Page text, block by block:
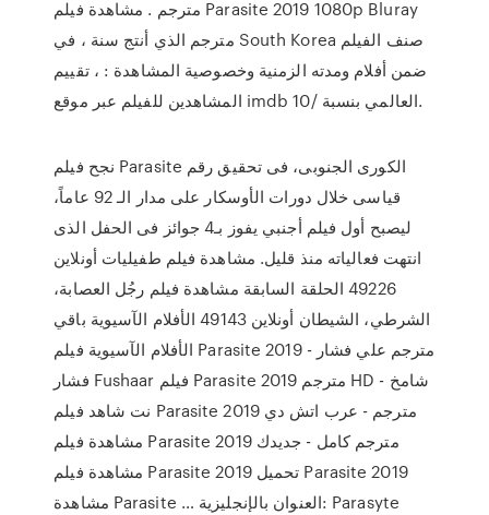
مترجم . مشاهدة فيلم Parasite 2019 1080p Bluray
مترجم الذي أنتج سنة ، في South Korea صنف الفيلم
ضمن أفلام ومدته الزمنية وخصوصية المشاهدة : ، تقييم
المشاهدين للفيلم عبر موقع imdb العالمي بنسبة /10.
نجح فيلم Parasite الكورى الجنوبى، فى تحقيق رقم
قياسى خلال دورات الأوسكار على مدار الـ 92 عاماً،
ليصبح أول فيلم أجنبي يفوز بـ4 جوائز فى الحفل الذى
انتهت فعالياته منذ قليل. مشاهدة فيلم طفيليات أونلاين
49226 الحلقة السابقة مشاهدة فيلم رجُل العصابة،
الشرطي، الشيطان أونلاين 49143 الأفلام الآسيوية باقي
الأفلام الآسيوية فيلم Parasite 2019 مترجم علي فشار -
فشار Fushaar فيلم Parasite 2019 مترجم HD - شامخ
نت شاهد فيلم Parasite 2019 مترجم - عرب اتش دي
مشاهدة فيلم Parasite 2019 مترجم كامل - جديدك
مشاهدة فيلم Parasite 2019 تحميل Parasite 2019
مشاهدة Parasite … العنوان بالإنجليزية: Parasyte